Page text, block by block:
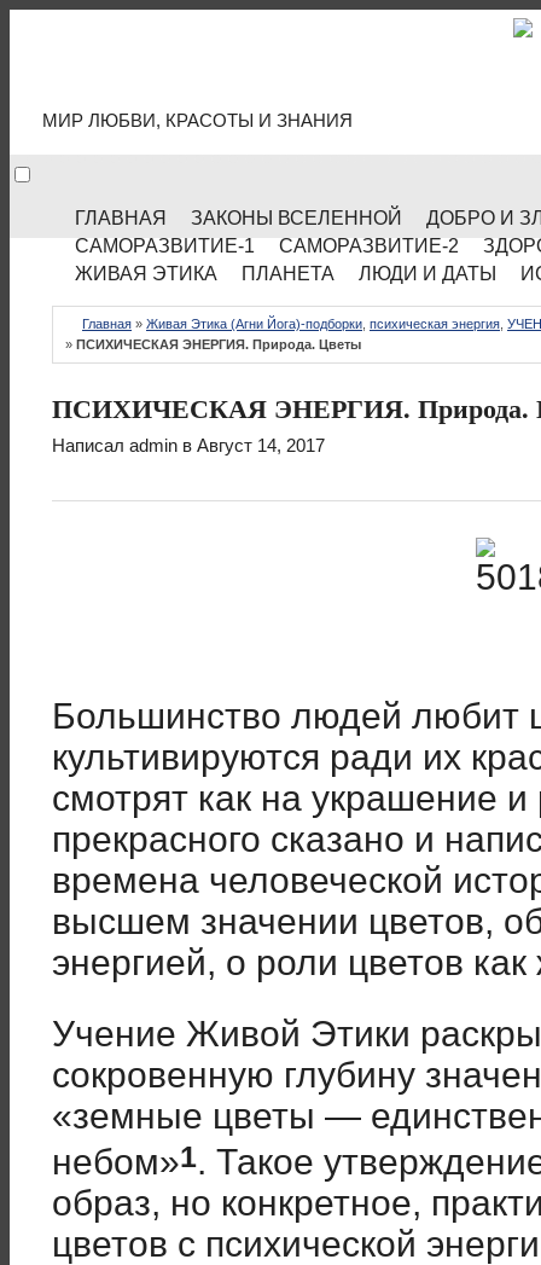
МИР ЛЮБВИ, КРАСОТЫ И ЗНАНИЯ
ГЛАВНАЯ ЗАКОНЫ ВСЕЛЕННОЙ
ДОБРО И
САМОРАЗВИТИЕ-1
САМОРАЗВИТИЕ-2
ЖИВАЯ ЭТИКА
ПЛАНЕТА ЛЮДИ И ДАТЫ
Главная » Живая Этика (Агни Йога)-подборки психическая энергия
» ПСИХИЧЕСКАЯ ЭНЕРГИЯ. Природа. Цветы
ПСИХИЧЕСКАЯ ЭНЕРГИЯ. Природа.
Написал admin в Август 14, 2017
Большинство людей любит
культивируются ради их
смотрят как на украшение
прекрасного сказано и
времена человеческой
высшем значении цветов,
энергией, о роли цветов
Учение Живой Этики
сокровенную глубину
«земные цветы —
небом»1. Такое
образ, но конкретное,
цветов с психической